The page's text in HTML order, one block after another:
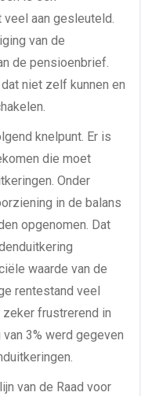
veel aan gesleuteld.
van de
de pensioenbrief.
niet zelf kunnen en
knelpunt. Er is
die moet
Onder
in de balans
opgenomen. Dat
waarde van de
rentestand veel
frustrerend in
3% werd gegeven
van de Raad voor